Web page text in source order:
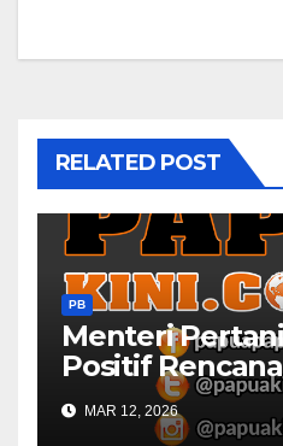
RELATED POST
PB
Menteri
Positif
Sawah dan
Barat
MAR 12, 2026